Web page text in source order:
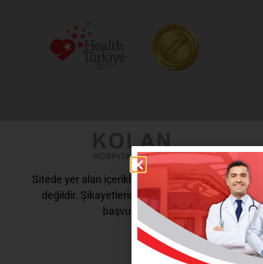
Sitede yer alan içerikler tanı ve tedavi amaçlı
değildir. Şikayetleriniz için doktorunuza
başvurunuz.